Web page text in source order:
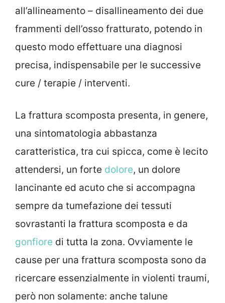
all’allineamento – disallineamento dei due
frammenti dell’osso fratturato, potendo in
questo modo effettuare una diagnosi
precisa, indispensabile per le successive
cure / terapie / interventi.
La frattura scomposta presenta, in genere,
una sintomatologia abbastanza
caratteristica, tra cui spicca, come è lecito
attendersi, un forte dolore, un dolore
lancinante ed acuto che si accompagna
sempre da tumefazione dei tessuti
sovrastanti la frattura scomposta e da
gonfiore di tutta la zona. Ovviamente le
cause per una frattura scomposta sono da
ricercare essenzialmente in violenti traumi,
però non solamente: anche talune